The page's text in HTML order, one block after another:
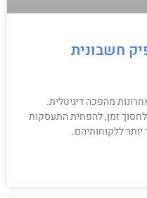
חשבונית
מהפכה דיגיטלית.
לחסוך זמן, להפחית התעסקות
יותר ללקוחותיהם.